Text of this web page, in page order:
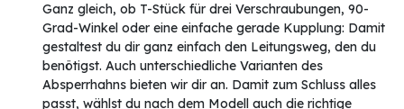
Ganz gleich, ob T-Stück für drei Verschraubungen, 90-
Grad-Winkel oder eine einfache gerade Kupplung: Damit
gestaltest du dir ganz einfach den Leitungsweg, den du
benötigst. Auch unterschiedliche Varianten des
Absperrhahns bieten wir dir an. Damit zum Schluss alles
passt, wählst du nach dem Modell auch die richtige